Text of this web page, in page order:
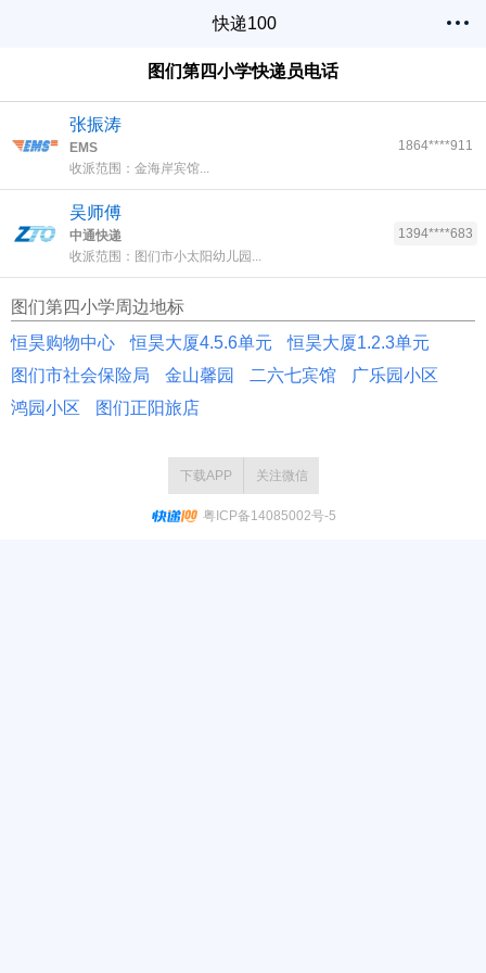
快递100
图们第四小学快递员电话
张振涛
EMS
收派范围：金海岸宾馆...
1864****911
吴师傅
中通快递
收派范围：图们市小太阳幼儿园...
1394****683
图们第四小学周边地标
恒昊购物中心
恒昊大厦4.5.6单元
恒昊大厦1.2.3单元
图们市社会保险局
金山馨园 二六七宾馆
广乐园小区
鸿园小区
图们正阳旅店
下载APP 关注微信
粤ICP备14085002号-5